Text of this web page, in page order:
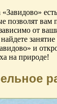
позволят вам
от
и
на природе!